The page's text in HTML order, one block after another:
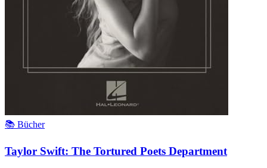
📚 Bücher
Taylor Swift: The Tortured Poets Department